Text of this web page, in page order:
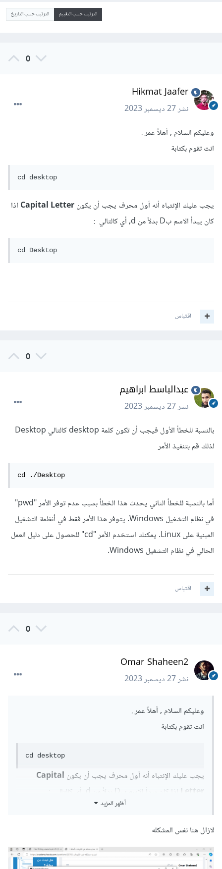
الترتيب حسب التقييم الترتيب حسب التاريخ
0
Hikmat Jaafer
نشر27 ديسمبر 2023
وعليكم السلام , أهلاً عمر .
انت تقوم بكتابة
cd desktop
يجب عليك الإنتباه أنه أول محرف يجب أن يكونCapital Letter اذا
كان يبدأ الاسم بD بدلاً من d, أي كالتالي
cd Desktop
اقتباس
0
عبدالباسط ابراهيم
نشر27 ديسمبر 2023
بالنسبة للخطأ الأول فيجب أن تكون كلمة desktop كالتالي Desktop
لذلك قم بتنفيذ الأمر
cd ./Desktop
أما بالنسبة للخطأ الثاني يحدث هذا الخطأ بسبب عدم توفر الأمر "pwd"
في نظام التشغيل Windows. يتوفر هذا الأمر فقط في أنظمة التشغيل
المبنية على Linux. يمكنك استخدم الأمر "cd" للحصول على دليل العمل
الحالي في نظام التشغيل Windows.
اقتباس
0
Omar Shaheen2
نشر27 ديسمبر 2023
وعليكم السلام , أهلاً عمر .
انت تقوم بكتابة
cd desktop
يجب عليك الإنتباه أنه أول محرف يجب أن يكون Capital
Letter
اذا كان يبدأ الاسم بD بدلاً من d, أي كالتالي
أظهر المزيد
لازال هنا نفس المشكله